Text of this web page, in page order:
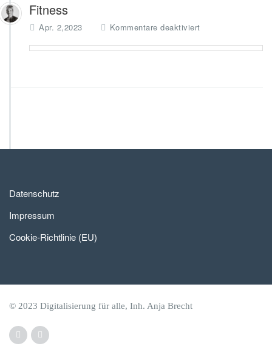
Fitness
Apr. 2,2023 Kommentare deaktiviert
r
t
Datenschutz
Impressum
Cookie-Richtlinie (EU)
© 2023 Digitalisierung für alle, Inh. Anja Brecht